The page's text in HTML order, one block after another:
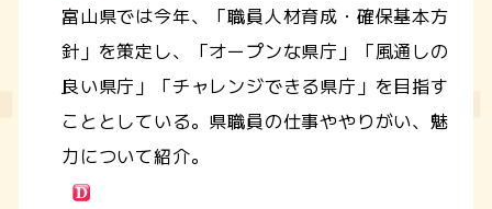
富山県では今年、「職員人材育成・確保基本方
針」を策定し、「オープンな県庁」「風通しの
良い県庁」「チャレンジできる県庁」を目指す
こととしている。県職員の仕事ややりがい、魅
力について紹介。